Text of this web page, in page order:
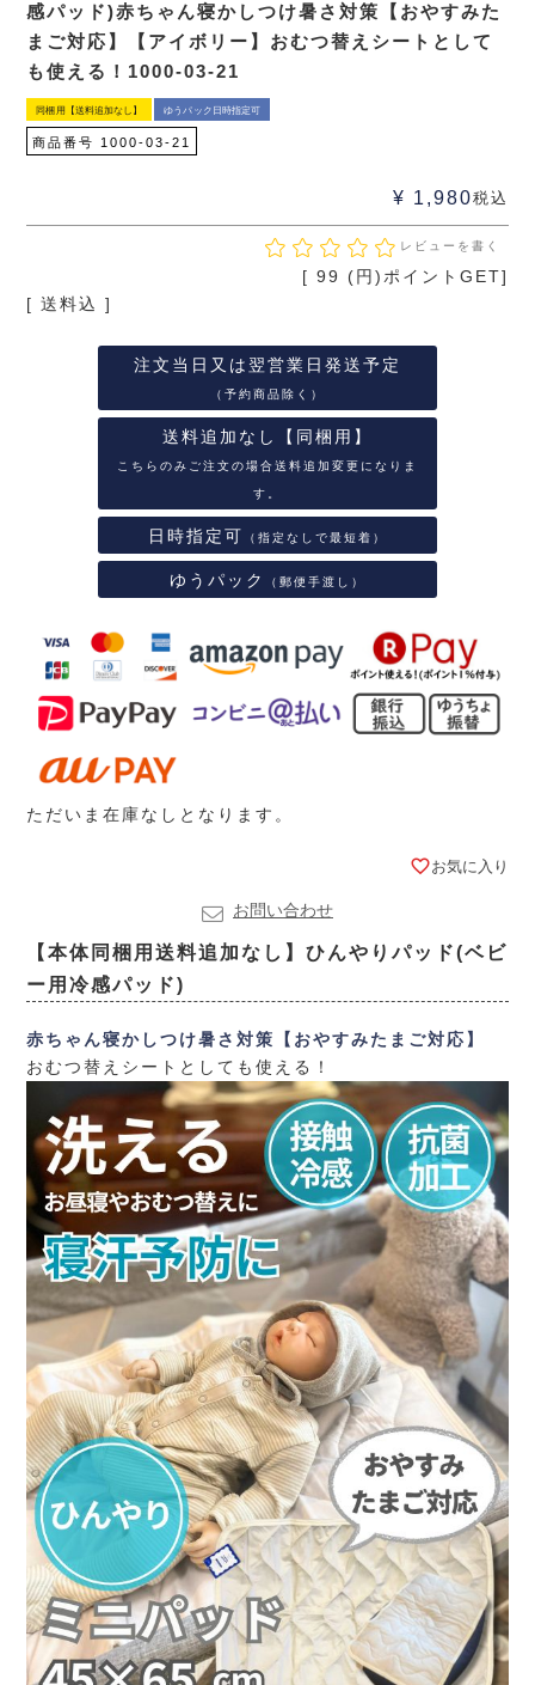
感パッド)赤ちゃん寝かしつけ暑さ対策【おやすみた
まご対応】【アイボリー】おむつ替えシートとして
も使える！1000-03-21
同梱用【送料追加なし】 ゆうパック日時指定可
商品番号 1000-03-21
¥ 1,980税込
レビューを書く
[ 99
(円)ポイントGET]
送料込
注文当日又は翌営業日発送予定
（予約商品除く）
送料追加なし【同梱用】
こちらのみご注文の場合送料追加変更になりま
す。
日時指定可 （指定なしで最短着）
ゆうパック （郵便手渡し）
ただいま在庫なしとなります。
お気に入り
お問い合わせ
【本体同梱用送料追加なし】ひんやりパッド(ベビ
ー用冷感パッド)
赤ちゃん寝かしつけ暑さ対策【おやすみたまご対応】
おむつ替えシートとしても使える！